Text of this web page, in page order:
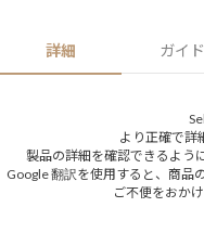
詳細 ガイド
より正確で詳
製品の詳細を確認できるよう
Google 翻訳を使用すると、商品
ご不便をおか